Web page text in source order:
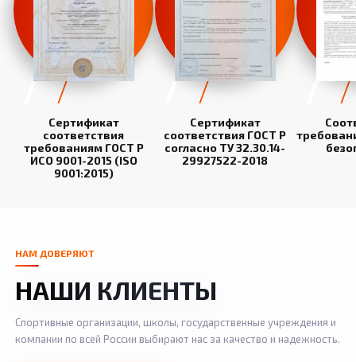
Сертификат
соответствия
требованиям ГОСТ Р
ИСО 9001-2015 (ISO
9001:2015)
Сертификат
соответствия ГОСТ Р
согласно ТУ 32.30.14-
29927522-2018
НАМ ДОВЕРЯЮТ
НАШИ КЛИЕНТЫ
Спортивные организации, школы, государственные учреждения и
компании по всей России выбирают нас за качество и надежность.